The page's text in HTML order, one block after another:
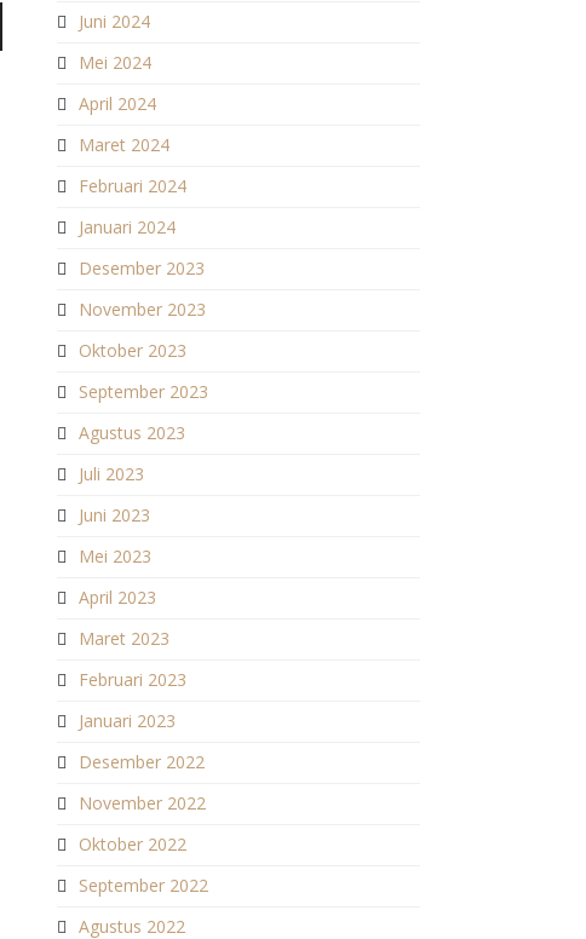
Juni 2024
Mei 2024
April 2024
Maret 2024
Februari 2024
Januari 2024
Desember 2023
November 2023
Oktober 2023
September 2023
Agustus 2023
Juli 2023
Juni 2023
Mei 2023
April 2023
Maret 2023
Februari 2023
Januari 2023
Desember 2022
November 2022
Oktober 2022
September 2022
Agustus 2022